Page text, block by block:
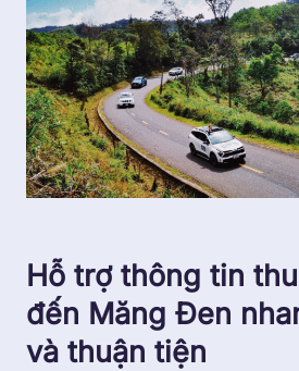
Hỗ trợ thông tin
đến Măng Đen
và thuận tiện